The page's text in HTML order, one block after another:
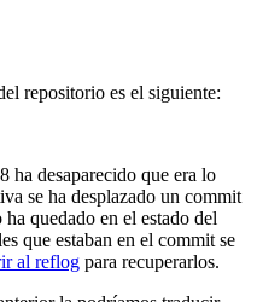
repositorio es el siguiente:
ha desaparecido que era lo
se ha desplazado un commit
quedado en el estado del
que estaban en el commit se
al reflog para recuperarlos.